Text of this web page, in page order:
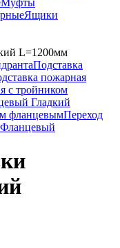
Муфты
Ящики
L=1200мм
Подставка
пожарная
с тройником
Гладкий
фланцевымПереход